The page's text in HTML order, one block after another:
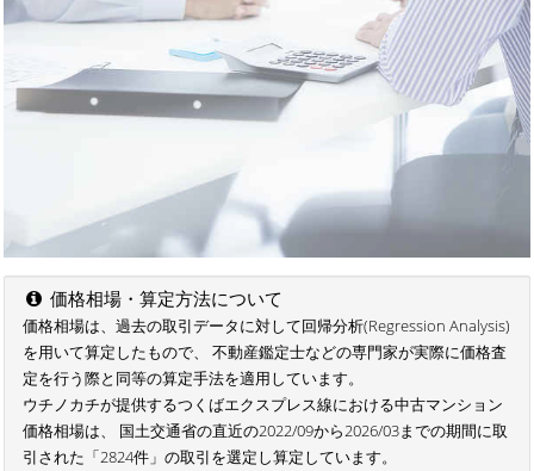
価格相場・算定方法について
価格相場は、過去の取引データに対して回帰分析(Regression Analysis)
を用いて算定したもので、 不動産鑑定士などの専門家が実際に価格査
定を行う際と同等の算定手法を適用しています。
ウチノカチが提供するつくばエクスプレス線における中古マンション
価格相場は、 国土交通省の直近の2022/09から2026/03までの期間に取
引された「2824件」の取引を選定し算定しています。